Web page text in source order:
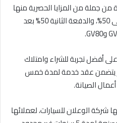
جملة من المزايا الحصرية منها
إمكانية التمويل البنكي بدفعة أولى 50%، والدفعة الثانية 50% بعد
وGV80
.
أفضل تجربة للشراء وامتلاك
يتضمن عقد خدمة لمدة خمس
.
شركة الوعلان للسيارات، لعملائها